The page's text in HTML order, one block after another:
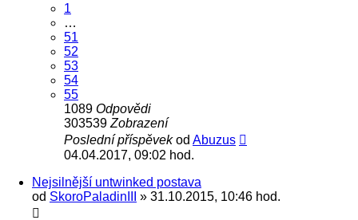
1
…
51
52
53
54
55
1089 Odpovědi
303539 Zobrazení
Poslední příspěvekod Abuzus
04.04.2017, 09:02 hod.
Nejsilnější untwinked postava
od SkoroPaladinIII » 31.10.2015, 10:46 hod.